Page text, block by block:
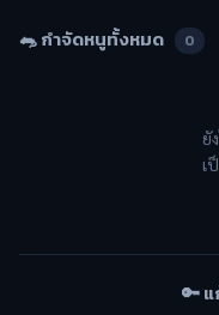
🐀 กำจัดหนูทั้งหมด 0
ยั
เ
🔑